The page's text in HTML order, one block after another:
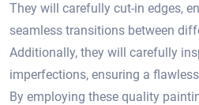
They will carefully cut-in edges,
seamless transitions between
Additionally, they will carefully
imperfections, ensuring a
By employing these quality